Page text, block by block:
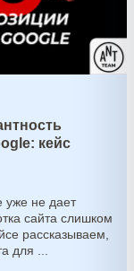
кейс
уже не дает
сайта слишком
рассказываем,
для ...